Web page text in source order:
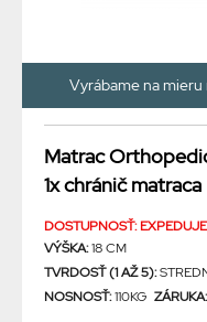
Vyrábame na mieru
Matrac
1x chránič matraca
DOSTUPNOSŤ:
VÝŠKA:18 CM
TVRDOSŤ (1 AŽ 5):
NOSNOSŤ:110KG ZÁRUKA: